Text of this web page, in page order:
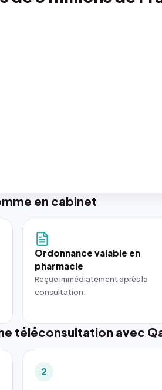
en cabinet
Ordonnance valable en
pharmacie
Reçue immédiatement après la
consultation.
téléconsultation avec
2